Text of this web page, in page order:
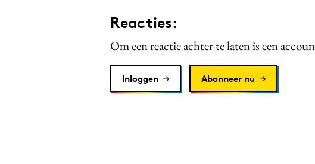
Reacties:
Om een reactie achter te laten is een
Inloggen Abonneer nu